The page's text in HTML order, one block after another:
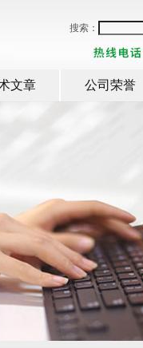
搜索：
文章 公司荣誉